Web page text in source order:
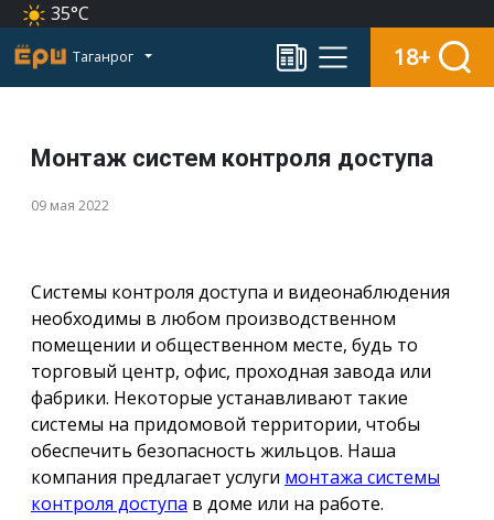
35°C
Таганрог 18+
Монтаж систем контроля доступа
09 мая 2022
Системы контроля доступа и видеонаблюдения
необходимы в любом производственном
помещении и общественном месте, будь то
торговый центр, офис, проходная завода или
фабрики. Некоторые устанавливают такие
системы на придомовой территории, чтобы
обеспечить безопасность жильцов. Наша
компания предлагает услуги монтажа системы
контроля доступа в доме или на работе.